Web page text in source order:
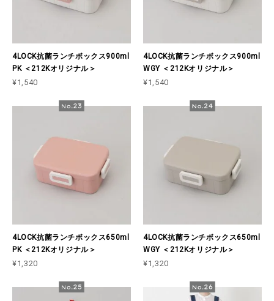
4LOCK抗菌ランチボックス900ml
PK ＜212Kオリジナル＞
¥1,540
4LOCK抗菌ランチボックス900ml
WGY ＜212Kオリジナル＞
¥1,540
4LOCK抗菌ランチボックス650ml
PK ＜212Kオリジナル＞
¥1,320
4LOCK抗菌ランチボックス650ml
WGY ＜212Kオリジナル＞
¥1,320